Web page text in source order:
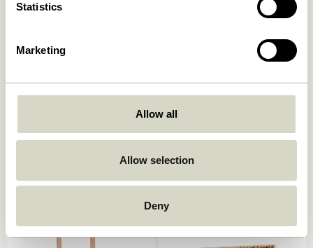
Statistics
Marketing
Allow all
Allow selection
Deny
Naturel
1.649,00kr.